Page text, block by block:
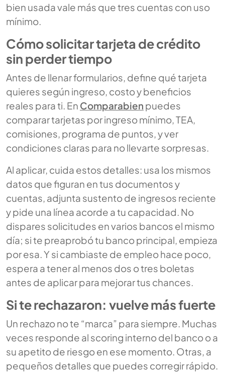
bien usada vale más que tres cuentas con uso
mínimo.
Cómo solicitar tarjeta de crédito
sin perder tiempo
Antes de llenar formularios, define qué tarjeta
quieres según ingreso, costo y beneficios
reales para ti. En Comparabien puedes
comparar tarjetas por ingreso mínimo, TEA,
comisiones, programa de puntos, y ver
condiciones claras para no llevarte sorpresas.
Al aplicar, cuida estos detalles: usa los mismos
datos que figuran en tus documentos y
cuentas, adjunta sustento de ingresos reciente
y pide una línea acorde a tu capacidad. No
dispares solicitudes en varios bancos el mismo
día; si te preaprobó tu banco principal, empieza
por esa. Y si cambiaste de empleo hace poco,
espera a tener al menos dos o tres boletas
antes de aplicar para mejorar tus chances.
Si te rechazaron: vuelve más fuerte
Un rechazo no te “marca” para siempre. Muchas
veces responde al scoring interno del banco o a
su apetito de riesgo en ese momento. Otras, a
pequeños detalles que puedes corregir rápido.